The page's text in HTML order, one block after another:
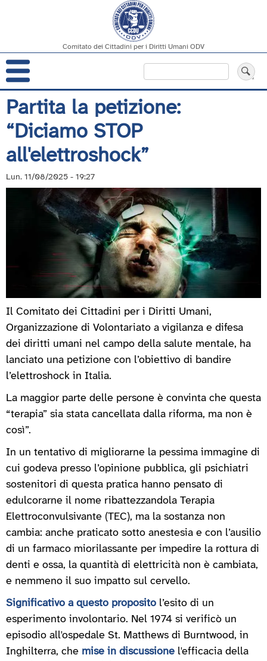
Salta
al
contenuto
principale
Comitato dei Cittadini per i Diritti Umani ODV
Navigazione
principale
Partita la petizione:
“Diciamo STOP
all'elettroshock”
Lun. 11/08/2025 - 19:27
Il Comitato dei Cittadini per i Diritti Umani,
Organizzazione di Volontariato a vigilanza e difesa
dei diritti umani nel campo della salute mentale, ha
lanciato una petizione con l’obiettivo di bandire
l’elettroshock in Italia.
La maggior parte delle persone è convinta che questa
“terapia” sia stata cancellata dalla riforma, ma non è
così”.
In un tentativo di migliorarne la pessima immagine di
cui godeva presso l’opinione pubblica, gli psichiatri
sostenitori di questa pratica hanno pensato di
edulcorarne il nome ribattezzandola Terapia
Elettroconvulsivante (TEC), ma la sostanza non
cambia: anche praticato sotto anestesia e con l’ausilio
di un farmaco miorilassante per impedire la rottura di
denti e ossa, la quantità di elettricità non è cambiata,
e nemmeno il suo impatto sul cervello.
Significativo a questo proposito l’esito di un
esperimento involontario. Nel 1974 si verificò un
episodio all'ospedale St. Matthews di Burntwood, in
Inghilterra, che mise in discussione l'efficacia della